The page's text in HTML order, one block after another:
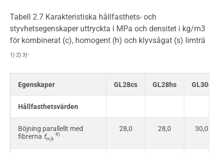
Tabell 2.7 Karakteristiska hållfasthets- och
styvhetsegenskaper uttryckta i MPa och densitet i kg/m3
för kombinerat (c), homogent (h) och klyvsågat (s) limträ
1) 2) 3).
Egenskaper GL28cs GL28hs GL30c
Hållfasthetsvärden
Böjning parallellt med
fibrerna fm,k
4)
28,0 28,0 30,0